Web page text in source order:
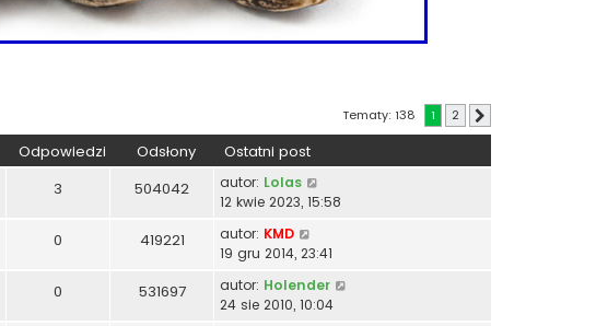
Tematy: 138 1 2
Odpowiedzi Odsłony Ostatni post
3 504042 autor: Lolas
12 kwie 2023, 15:58
0 419221 autor: KMD
19 gru 2014, 23:41
0 531697 autor: Holender
24 sie 2010, 10:04